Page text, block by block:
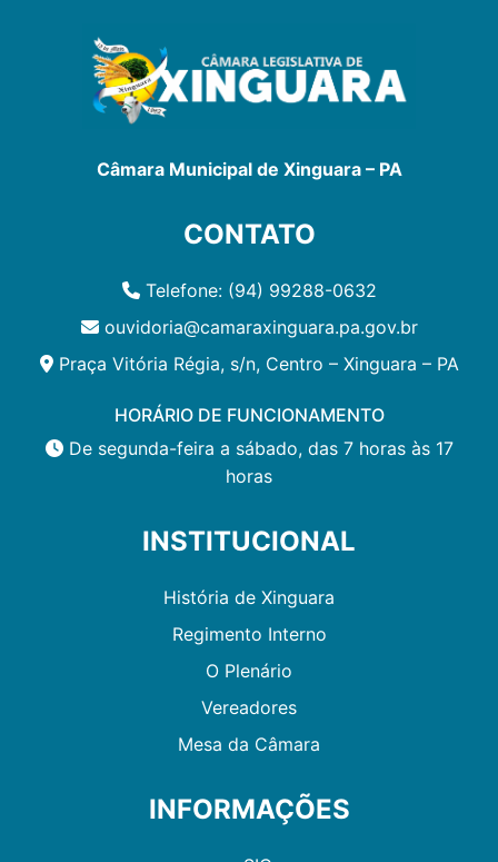
Câmara Municipal de Xinguara – PA
CONTATO
Telefone: (94) 99288-0632
ouvidoria@camaraxinguara.pa.gov.br
Praça Vitória Régia, s/n, Centro – Xinguara – PA
HORÁRIO DE FUNCIONAMENTO
De segunda-feira a sábado, das 7 horas às 17
horas
INSTITUCIONAL
História de Xinguara
Regimento Interno
O Plenário
Vereadores
Mesa da Câmara
INFORMAÇÕES